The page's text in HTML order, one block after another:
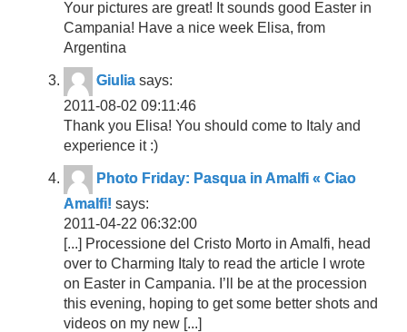
Your pictures are great! It sounds good Easter in
Campania! Have a nice week Elisa, from
Argentina
Giulia says:
2011-08-02 09:11:46
Thank you Elisa! You should come to Italy and
experience it :)
Photo Friday: Pasqua in Amalfi « Ciao
Amalfi! says:
2011-04-22 06:32:00
[...] Processione del Cristo Morto in Amalfi, head
over to Charming Italy to read the article I wrote
on Easter in Campania. I’ll be at the procession
this evening, hoping to get some better shots and
videos on my new [...]